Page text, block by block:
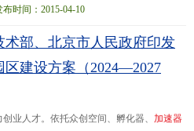
业标准，其中国家标准“京6阶段加油排放
制造和销售，是国内最大、全球第三的汽
技术企业、国家技术创新示范企业。亚普
时间：2015-04-10
部、北京市人民政府印发
区建设方案（2024—2027
业人才。依托众创空间、孵化器、 加速器